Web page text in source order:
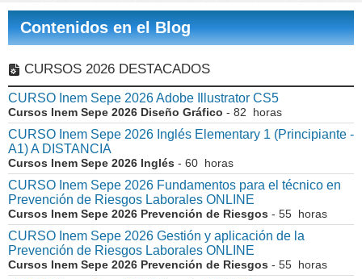
Contenidos en el Blog
CURSOS 2026 DESTACADOS
CURSO Inem Sepe 2026 Adobe Illustrator CS5
Cursos Inem Sepe 2026 Diseño Gráfico - 82 horas
CURSO Inem Sepe 2026 Inglés Elementary 1 (Principiante -
A1) A DISTANCIA
Cursos Inem Sepe 2026 Inglés - 60 horas
CURSO Inem Sepe 2026 Fundamentos para el técnico en
Prevención de Riesgos Laborales ONLINE
Cursos Inem Sepe 2026 Prevención de Riesgos - 55 horas
CURSO Inem Sepe 2026 Gestión y aplicación de la
Prevención de Riesgos Laborales ONLINE
Cursos Inem Sepe 2026 Prevención de Riesgos - 55 horas